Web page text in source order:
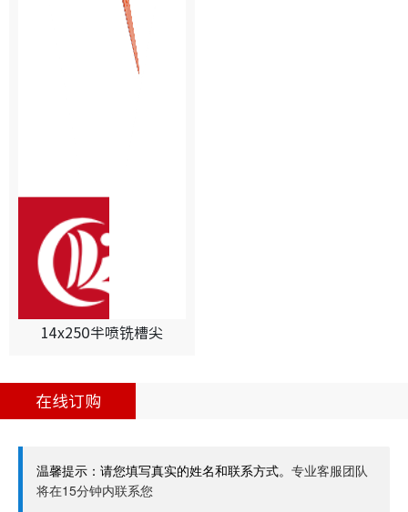
14x250半喷铣槽尖
在线订购